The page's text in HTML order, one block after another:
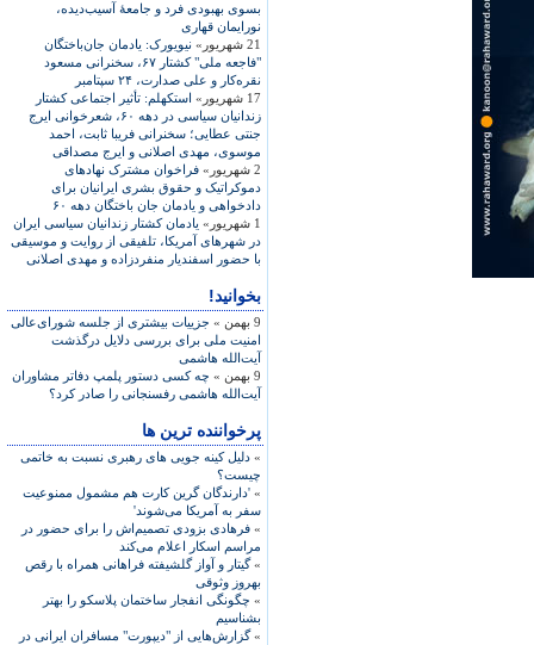
بسوی بهبودی فرد و جامعۀ آسيب‌ديده،
نورايمان قهاری
21 شهریور»
نيويورک: يادمان جان‌باختگان
"فاجعه ملی" کشتار ۶۷، سخنرانی مسعود
نقره‌کار و علی صدارت، ۲۴ سپتامبر
17 شهریور»
استکهلم: تأثير اجتماعی کشتار
زندانيان سياسی در دهه ۶۰، شعرخوانی ايرج
جنتی عطايی؛ سخنرانی فريبا ثابت، احمد
موسوی، مهدی اصلانی و ايرج مصداقی
2 شهریور»
فراخوان مشترک نهادهای
دموکراتيک و حقوق بشری ايرانيان برای
دادخواهی و يادمان جان باختگان دهه ۶۰
1 شهریور»
يادمان کشتار زندانيان سياسی ايران
در شهرهای آمريکا، تلفیقی از روایت و موسیقی
با حضور اسفنديار منفردزاده و مهدی اصلانی
بخوانید!
9 بهمن »
جزییات بیشتری از جلسه شورای‌عالی
امنیت ملی برای بررسی دلایل درگذشت
آیت‌الله هاشمی
9 بهمن »
چه کسی دستور پلمپ دفاتر مشاوران
آیت‌الله هاشمی رفسنجانی را صادر کرد؟
پرخواننده ترین ها
» دلیل کینه جویی های رهبری نسبت به خاتمی
چیست؟
» 'دارندگان گرین کارت هم مشمول ممنوعیت
سفر به آمریکا می‌شوند'
» فرهادی بزودی تصمیم‌اش را برای حضور در
مراسم اسکار اعلام می‌کند
»گیتار و آواز گلشیفته فراهانی همراه با رقص
بهروز وثوقی
» چگونگی انفجار ساختمان پلاسکو را بهتر
بشناسیم
»گزارش‌هایی از "دیپورت" مسافران ایرانی در